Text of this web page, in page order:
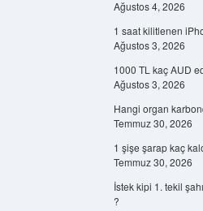
Ağustos 4, 2026
1 saat kilitlenen
Ağustos 3, 2026
1000 TL kaç AUD
Ağustos 3, 2026
Hangi organ
Temmuz 30, 2026
1 şişe şarap kaç
Temmuz 30, 2026
İstek kipi 1. tekil
?